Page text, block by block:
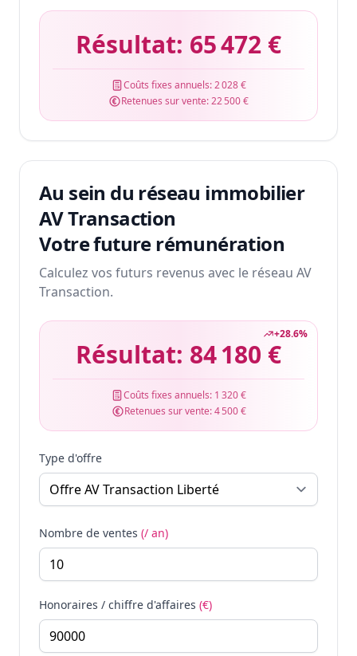
Résultat: 65 472 €
Coûts fixes annuels:2 028 €
Retenues sur vente:22 500 €
Au sein du réseau immobilier
AV Transaction
Votre future rémunération
Calculez vos futurs revenus avec le réseau AV
Transaction.
+28.6%
Résultat: 84 180 €
Coûts fixes annuels: 1 320 €
Retenues sur vente:4 500 €
Type d'offre
Nombre de ventes (/ an)
Honoraires / chiffre d'affaires (€)